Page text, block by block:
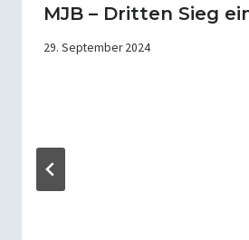
MJB – Dritten Sieg
29. September 2024